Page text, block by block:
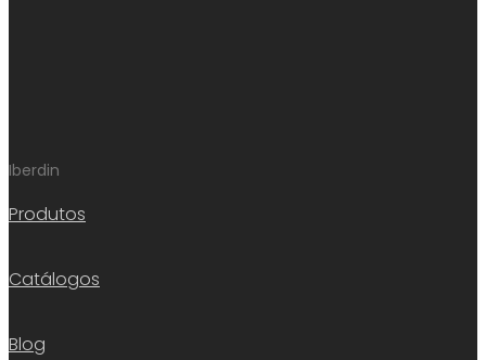
Iberdin
Produtos
Catálogos
Blog